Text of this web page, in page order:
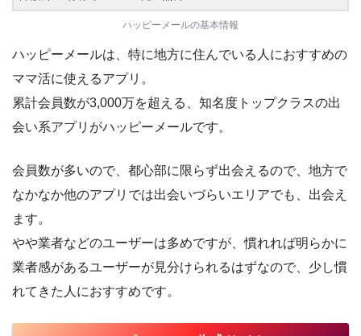
ハッピーメールの基本情報
ハッピーメールは、特に地方に住んでいる人におすすめの
ママ活に使えるアプリ。
累計会員数が3,000万を超える、知名度トップクラスの出
会い系アプリがハッピーメールです。
会員数が多いので、都心部に限らず出会えるので、地方で
なかなか他のアプリでは出会いづらいエリアでも、出会え
ます。
やや業者などのユーザーは多めですが、慣れれば明らかに
業者感があるユーザーが見分けられるはずなので、少し慣
れてきた人におすすめです。